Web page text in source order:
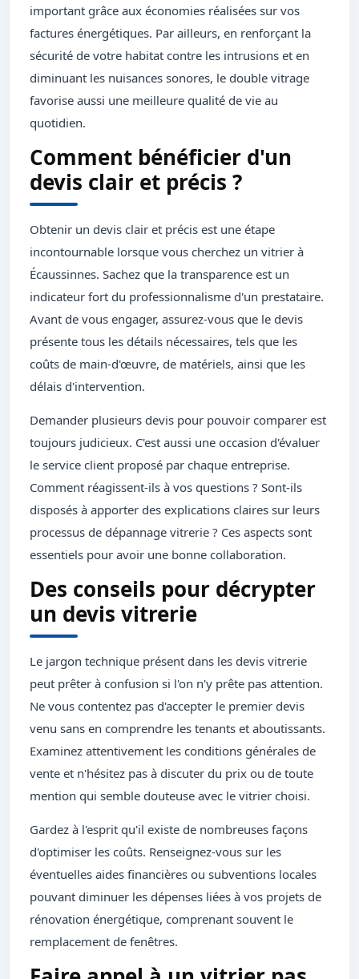
important grâce aux économies réalisées sur vos
factures énergétiques. Par ailleurs, en renforçant la
sécurité de votre habitat contre les intrusions et en
diminuant les nuisances sonores, le double vitrage
favorise aussi une meilleure qualité de vie au
quotidien.
Comment bénéficier d'un
devis clair et précis ?
Obtenir un devis clair et précis est une étape
incontournable lorsque vous cherchez un vitrier à
Écaussinnes. Sachez que la transparence est un
indicateur fort du professionnalisme d'un prestataire.
Avant de vous engager, assurez-vous que le devis
présente tous les détails nécessaires, tels que les
coûts de main-d'œuvre, de matériels, ainsi que les
délais d'intervention.
Demander plusieurs devis pour pouvoir comparer est
toujours judicieux. C'est aussi une occasion d'évaluer
le service client proposé par chaque entreprise.
Comment réagissent-ils à vos questions ? Sont-ils
disposés à apporter des explications claires sur leurs
processus de dépannage vitrerie ? Ces aspects sont
essentiels pour avoir une bonne collaboration.
Des conseils pour décrypter
un devis vitrerie
Le jargon technique présent dans les devis vitrerie
peut prêter à confusion si l'on n'y prête pas attention.
Ne vous contentez pas d'accepter le premier devis
venu sans en comprendre les tenants et aboutissants.
Examinez attentivement les conditions générales de
vente et n'hésitez pas à discuter du prix ou de toute
mention qui semble douteuse avec le vitrier choisi.
Gardez à l'esprit qu'il existe de nombreuses façons
d'optimiser les coûts. Renseignez-vous sur les
éventuelles aides financières ou subventions locales
pouvant diminuer les dépenses liées à vos projets de
rénovation énergétique, comprenant souvent le
remplacement de fenêtres.